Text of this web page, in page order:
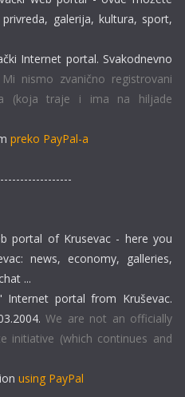
galerija, kultura, sport,
Internet portal. Svakodnevno
Mi nismo zvanično registrovani
(koja traje i ima na hiljade
preko PayPal-a
portal of Krusevac - here you
news, economy, galleries,
...
portal from Kruševac.
We are not an officially
initiative (which continues and
using PayPal